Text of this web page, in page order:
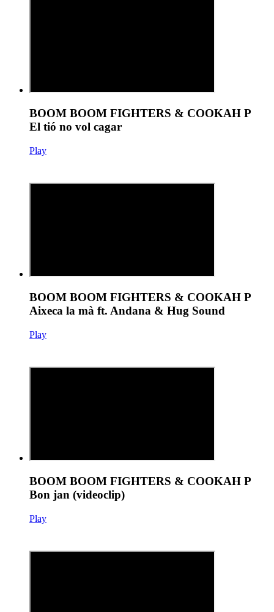
BOOM BOOM FIGHTERS & COOKAH P
El tió no vol cagar
Play
BOOM BOOM FIGHTERS & COOKAH P
Aixeca la mà ft. Andana & Hug Sound
Play
BOOM BOOM FIGHTERS & COOKAH P
Bon jan (videoclip)
Play